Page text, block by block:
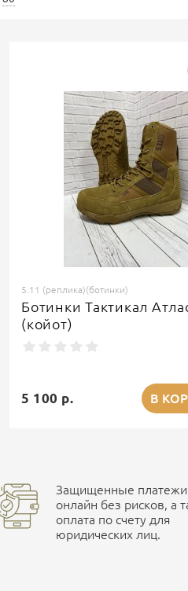
5.11 (реплика)(ботинки)
Ботинки Тактикал
(койот)
5 100 р. В
Защищенные
онлайн без рисков, а
оплата по счету для
юридических лиц.